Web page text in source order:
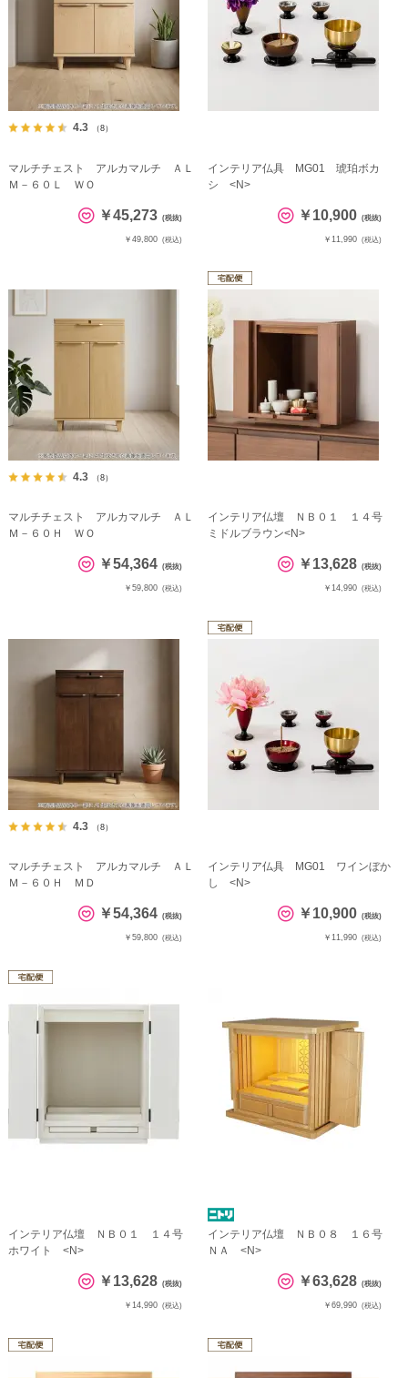
4.3 （8）
マルチチェスト アルカマルチ ＡＬ
Ｍ－６０Ｌ ＷＯ
￥45,273 (税抜)
￥49,800 (税込)
インテリア仏具 MG01 琥珀ボカ
シ <N>
￥10,900 (税抜)
￥11,990 (税込)
4.3 （8）
マルチチェスト アルカマルチ ＡＬ
Ｍ－６０Ｈ ＷＯ
￥54,364 (税抜)
￥59,800 (税込)
インテリア仏壇 ＮＢ０１ １４号
ミドルブラウン<N>
￥13,628 (税抜)
￥14,990 (税込)
4.3 （8）
マルチチェスト アルカマルチ ＡＬ
Ｍ－６０Ｈ ＭＤ
￥54,364 (税抜)
￥59,800 (税込)
インテリア仏具 MG01 ワインぼか
し <N>
￥10,900 (税抜)
￥11,990 (税込)
インテリア仏壇 ＮＢ０１ １４号
ホワイト <N>
￥13,628 (税抜)
￥14,990 (税込)
インテリア仏壇 ＮＢ０８ １６号
ＮＡ <N>
￥63,628 (税抜)
￥69,990 (税込)